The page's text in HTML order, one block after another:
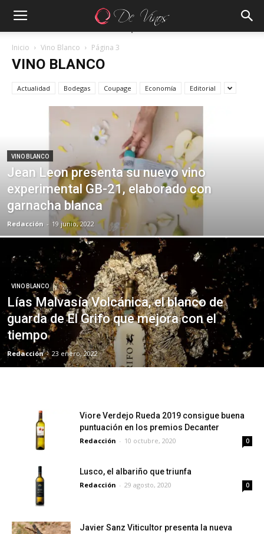
Inicio Vino Blanco Página 3
VINO BLANCO
Actualidad Bodegas Coupage Economía Editorial
VINO BLANCO
Jean Leon presenta su nuevo vino
experimental GB-21, elaborado con
garnacha blanca
Redacción - 19 junio, 2022
VINO BLANCO
Lías Malvasía Volcánica, el blanco de
guarda de El Grifo que mejora con el
tiempo
Redacción - 23 enero, 2022
Viore Verdejo Rueda 2019 consigue buena
puntuación en los premios Decanter
Redacción - 10 octubre, 2020 0
Lusco, el albariño que triunfa
Redacción - 29 agosto, 2020 0
Javier Sanz Viticultor presenta la nueva